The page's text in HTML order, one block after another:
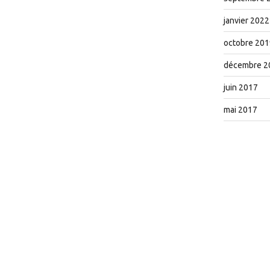
janvier 2022
octobre
décembre
juin 2017
mai 2017